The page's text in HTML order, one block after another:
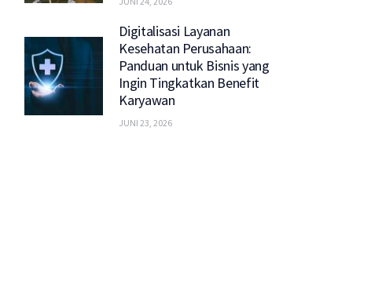
Digitalisasi Layanan
Kesehatan Perusahaan:
Panduan untuk Bisnis yang
Ingin Tingkatkan Benefit
Karyawan
JUNI 23, 2026